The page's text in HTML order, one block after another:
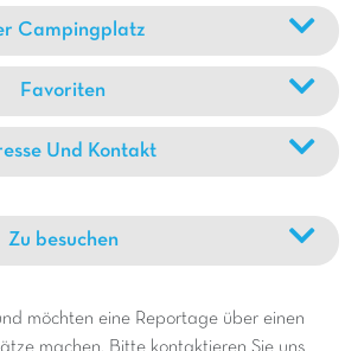
Campingplatz
Favoriten
Und Kontakt
Zu besuchen
möchten eine Reportage über einen
machen. Bitte kontaktieren Sie uns